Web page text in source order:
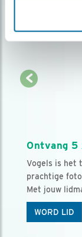
Ontvang
Vogels is het
prachtige
Met jouw
WORD LID